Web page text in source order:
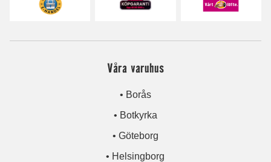
Våra varuhus
• Borås
• Botkyrka
• Göteborg
• Helsingborg